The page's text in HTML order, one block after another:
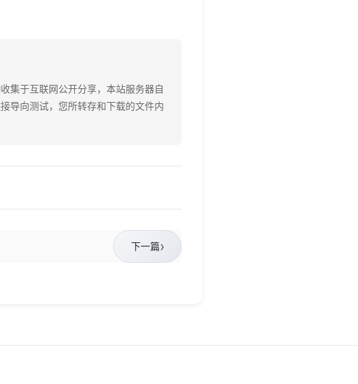
集于互联网公开分享，本站服务器自
导向测试，您所转存和下载的文件内
下一篇›